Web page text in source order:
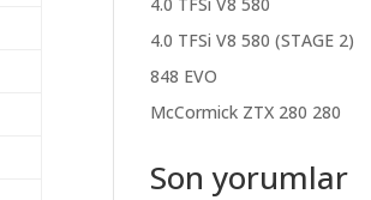
4.0 TFSi V8 580 (STAGE 2)
848 EVO
McCormick ZTX 280 280
Son yorumlar